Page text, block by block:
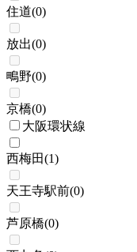
住道(0)
放出(0)
鴫野(0)
京橋(0)
大阪環状線
西梅田(1)
天王寺駅前(0)
芦原橋(0)